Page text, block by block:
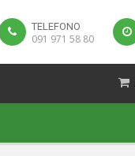
TELEFONO
091 971 58 80